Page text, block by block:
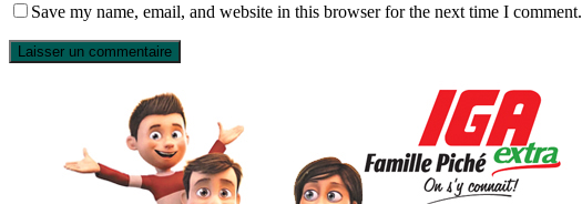
Save my name, email, and website in this browser for the next time I comment.